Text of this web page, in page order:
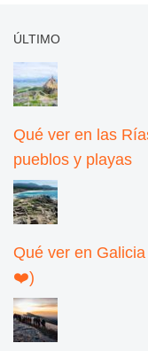
ÚLTIMO
Qué ver en las
pueblos y playas
Qué ver en
❤️)